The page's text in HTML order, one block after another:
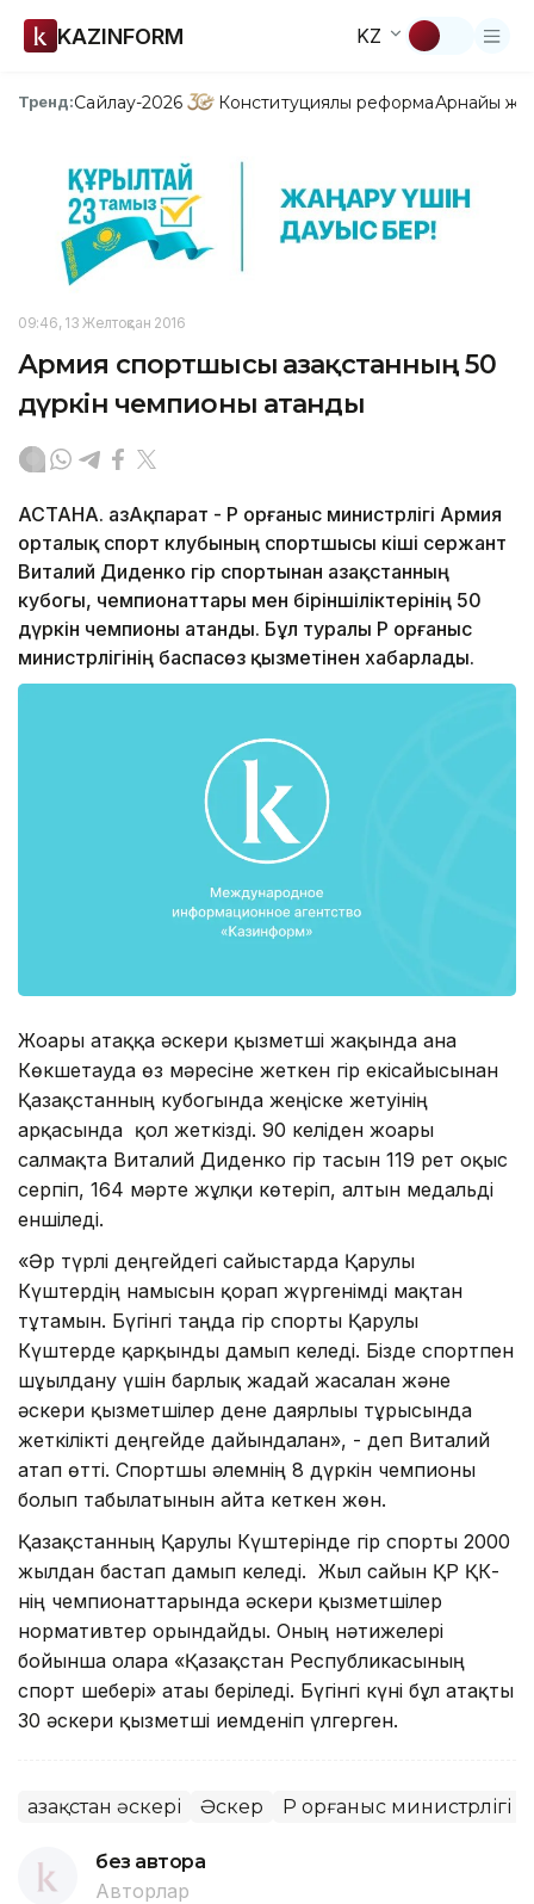
KAZINFORM KZ
Тренд:Сайлау-2026 Конституциялық реформаАрнайы
09:46, 13 Желтоқсан 2016
Армия спортшысы Қазақстанның 50
дүркін чемпионы атанды
АСТАНА. ҚазАқпарат - ҚР Қорғаныс министрлігі Армия
орталық спорт клубының спортшысы кіші сержант
Виталий Диденко гір спортынан Қазақстанның
кубогы, чемпионаттары мен біріншіліктерінің 50
дүркін чемпионы атанды. Бұл туралы ҚР Қорғаныс
министрлігінің баспасөз қызметінен хабарлады.
Жоғары атаққа әскери қызметші жақында ғана
Көкшетауда өз мәресіне жеткен гір екісайысынан
Қазақстанның кубогында жеңіске жетуінің
арқасында қол жеткізді. 90 келіден жоғары
салмақта Виталий Диденко гір тасын 119 рет оқыс
серпіп, 164 мәрте жұлқи көтеріп, алтын медальді
еншіледі.
«Әр түрлі деңгейдегі сайыстарда Қарулы
Күштердің намысын қорғап жүргенімді мақтан
тұтамын. Бүгінгі таңда гір спорты Қарулы
Күштерде қарқынды дамып келеді. Бізде спортпен
шұғылдану үшін барлық жағдай жасалған және
әскери қызметшілер дене даярлығы тұрғысында
жеткілікті деңгейде дайындалған», - деп Виталий
атап өтті. Спортшы әлемнің 8 дүркін чемпионы
болып табылатынын айта кеткен жөн.
Қазақстанның Қарулы Күштерінде гір спорты 2000
жылдан бастап дамып келеді. Жыл сайын ҚР ҚК-
нің чемпионаттарында әскери қызметшілер
нормативтер орындайды. Оның нәтижелері
бойынша оларға «Қазақстан Республикасының
спорт шебері» атағы беріледі. Бүгінгі күні бұл атақты
30 әскери қызметші иемденіп үлгерген.
Қазақстан әскері Әскер ҚР Қорғаныс министрлігі
без автора
Авторлар